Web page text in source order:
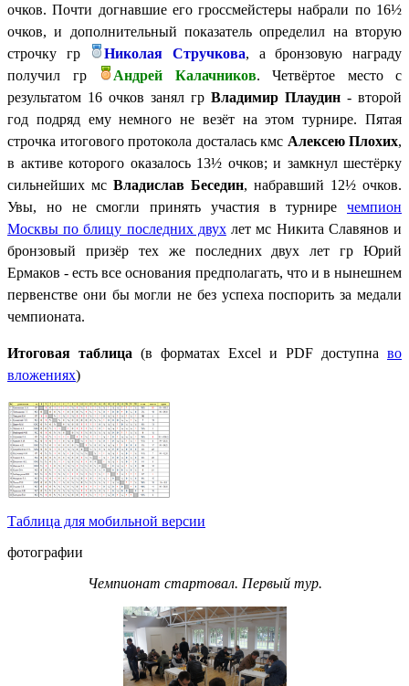
очков. Почти догнавшие его гроссмейстеры набрали по 16½
очков, и дополнительный показатель определил на вторую
строчку гр
Николая Стручкова, а бронзовую награду
получил гр
Андрей Калачников. Четвёртое место с
результатом 16 очков занял гр Владимир Плаудин - второй
год подряд ему немного не везёт на этом турнире. Пятая
строчка итогового протокола досталась кмс Алексею Плохих,
в активе которого оказалось 13½ очков; и замкнул шестёрку
сильнейших мс Владислав Беседин, набравший 12½ очков.
Увы, но не смогли принять участия в турнире чемпион
Москвы по блицу последних двухлет мс Никита Славянов и
бронзовый призёр тех же последних двух лет гр Юрий
Ермаков - есть все основания предполагать, что и в нынешнем
первенстве они бы могли не без успеха поспорить за медали
чемпионата.
Итоговая таблица (в форматах Excel и PDF доступна во
вложениях)
Таблица для мобильной версии
фотографии
Чемпионат стартовал. Первый тур.